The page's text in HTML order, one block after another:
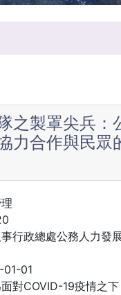
之製罩尖兵：
力合作與民眾
行政總處公務人力發
01
對COVID-19疫情之下